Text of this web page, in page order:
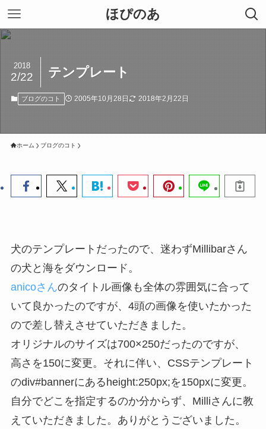
ほぴのあ
テンプレート
2018
2/22
ブログのコト 2005年10月28日 2018年2月22日
ホーム ブログのコト
犬のテンプレートだったので、迷わずMillibarさん
の犬と海をダウンロード。
anicoさんのタイトル画像も全体の雰囲気に合って
いて良かったのですが、4頭の画像を使いたかった
ので差し替えさせていただきました。
オリジナルのサイズは700×250だったのですが、
高さを150に変更。それに伴い、CSSテンプレート
のdiv#bannerにあるheight:250px;を150pxに変更。
自分でどこを指定するのか分からず、Milliさんに教
えていただきました。ありがとうございました。